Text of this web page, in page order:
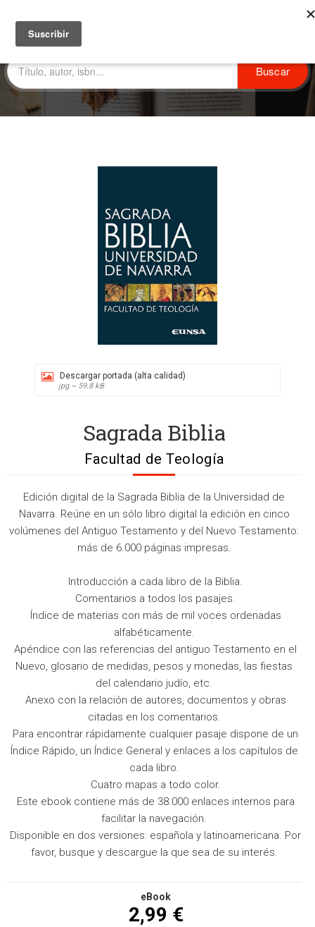
Descargar portada (alta calidad)
jpg ~ 59.8 kB
Sagrada Biblia
Facultad de Teología
Edición digital de la Sagrada Biblia de la Universidad de
Navarra. Reúne en un sólo libro digital la edición en cinco
volúmenes del Antiguo Testamento y del Nuevo Testamento:
más de 6.000 páginas impresas.
 Introducción a cada libro de la Biblia.
 Comentarios a todos los pasajes.
 Índice de materias con más de mil voces ordenadas
alfabéticamente.
 Apéndice con las referencias del antiguo Testamento en el
Nuevo, glosario de medidas, pesos y monedas, las fiestas
del calendario judío, etc.
 Anexo con la relación de autores, documentos y obras
citadas en los comentarios.
 Para encontrar rápidamente cualquier pasaje dispone de un
Índice Rápido, un Índice General y enlaces a los capítulos de
cada libro.
 Cuatro mapas a todo color.
 Este ebook contiene más de 38.000 enlaces internos para
facilitar la navegación.
 Disponible en dos versiones: española y latinoamericana. Por
favor, busque y descargue la que sea de su interés.
eBook
2,99 €